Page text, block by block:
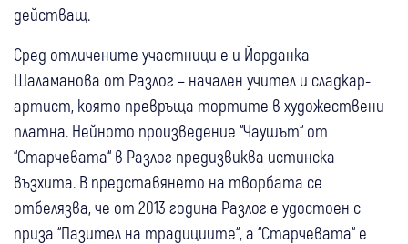
действащ.
Сред отличените участници е и Йорданка
Шаламанова от Разлог – начален учител и сладкар-
артист, която превръща тортите в художествени
платна. Нейното произведение “Чаушът“ от
“Старчевата“ в Разлог предизвиква истинска
възхита. В представянето на творбата се
отбелязва, че от 2013 година Разлог е удостоен с
приза “Пазител на традициите“, а “Старчевата“ е